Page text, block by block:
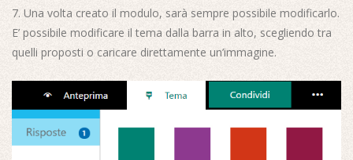
7. Una volta creato il modulo, sarà sempre possibile modificarlo.
E’ possibile modificare il tema dalla barra in alto, scegliendo tra
quelli proposti o caricare direttamente un’immagine.